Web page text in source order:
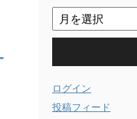
ログイン
投稿フィード